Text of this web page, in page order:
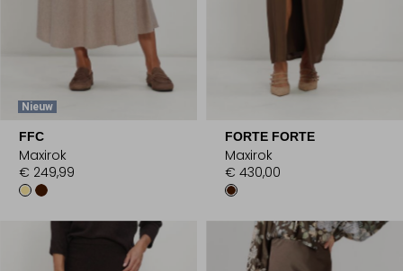
Nieuw
FFC
Maxirok
€ 249,99
FORTE FORTE
Maxirok
€ 430,00